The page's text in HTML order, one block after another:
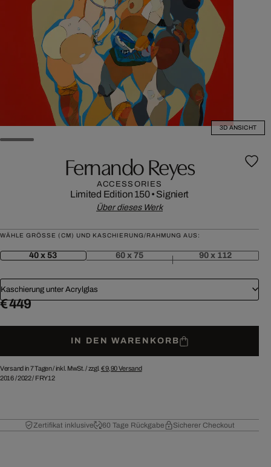
3D ANSICHT
Fernando Reyes
ACCESSORIES
Limited Edition 150• Signiert
Über dieses Werk
WÄHLE GRÖSSE (CM) UND KASCHIERUNG/RAHMUNG AUS:
40 x 53 60 x 75 90 x 112
Kaschierung unter Acrylglas
€ 449
IN DEN WARENKORB
Versand in 7 Tagen /inkl. MwSt. / zzgl. € 9,90Versand
2016/2022/ FRY12
Zertifikat inklusive 60 Tage Rückgabe Sicherer Checkout